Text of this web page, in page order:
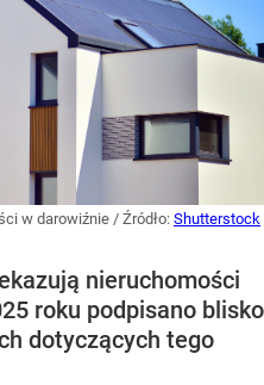
w darowiźnie / Źródło: Shutterstock
nieruchomości
roku podpisano blisko
dotyczących tego